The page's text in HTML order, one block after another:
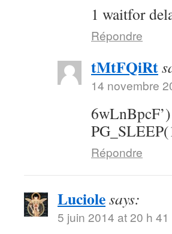
1 waitfor
Répondre
tMtFQiRt
14 novembre
Répondre
Luciolesays:
5 juin 2014 at 20 h 41